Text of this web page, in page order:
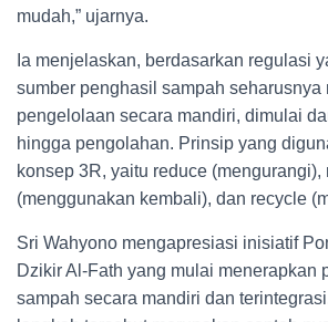
mudah,” ujarnya.
Ia menjelaskan, berdasarkan regulasi
sumber penghasil sampah seharusnya
pengelolaan secara mandiri, dimulai
hingga pengolahan. Prinsip yang
konsep 3R, yaitu reduce (mengurangi),
(menggunakan kembali), dan recycle
Sri Wahyono mengapresiasi inisiatif
Dzikir Al-Fath yang mulai menerapkan
sampah secara mandiri dan